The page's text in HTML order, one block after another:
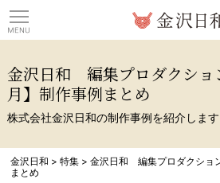
金沢日和 編集プロダクショ
月】制作事例まとめ
株式会社金沢日和の制作事例を紹介します
金沢日和 >特集 >金沢日和 編集プロダクショ
まとめ